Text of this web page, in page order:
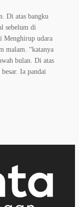
Di atas bangku
sebelum di
Menghirup udara
malam. “katanya
bulan. Di atas
Ia pandai